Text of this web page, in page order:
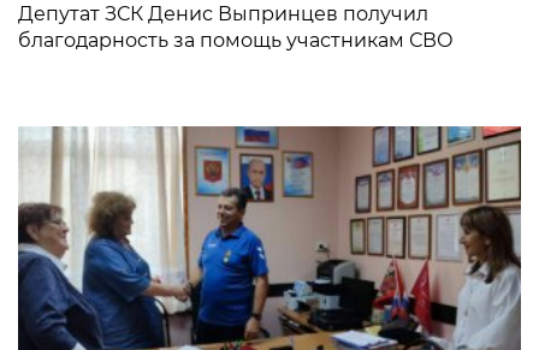
Депутат ЗСК Денис Выпринцев получил
благодарность за помощь участникам СВО